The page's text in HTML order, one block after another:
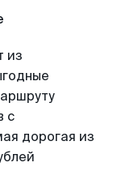
из
с
дорогая из